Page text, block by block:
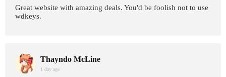
Great website with amazing deals. You'd be foolish not to use
wdkeys.
Thayndo McLine
1 day age